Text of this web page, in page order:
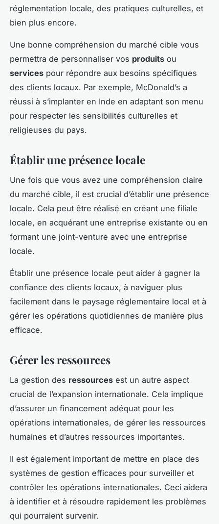
réglementation locale, des pratiques culturelles, et
bien plus encore.
Une bonne compréhension du marché cible vous
permettra de personnaliser vos produits ou
services pour répondre aux besoins spécifiques
des clients locaux. Par exemple, McDonald’s a
réussi à s’implanter en Inde en adaptant son menu
pour respecter les sensibilités culturelles et
religieuses du pays.
Établir une présence locale
Une fois que vous avez une compréhension claire
du marché cible, il est crucial d’établir une présence
locale. Cela peut être réalisé en créant une filiale
locale, en acquérant une entreprise existante ou en
formant une joint-venture avec une entreprise
locale.
Établir une présence locale peut aider à gagner la
confiance des clients locaux, à naviguer plus
facilement dans le paysage réglementaire local et à
gérer les opérations quotidiennes de manière plus
efficace.
Gérer les ressources
La gestion des ressources est un autre aspect
crucial de l’expansion internationale. Cela implique
d’assurer un financement adéquat pour les
opérations internationales, de gérer les ressources
humaines et d’autres ressources importantes.
Il est également important de mettre en place des
systèmes de gestion efficaces pour surveiller et
contrôler les opérations internationales. Ceci aidera
à identifier et à résoudre rapidement les problèmes
qui pourraient survenir.